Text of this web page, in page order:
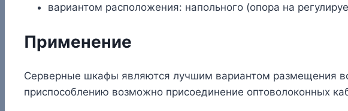
вариантом расположения: напольного (опора на
Применение
Серверные шкафы являются лучшим вариантом размещения
приспособлению возможно присоединение оптоволоконных